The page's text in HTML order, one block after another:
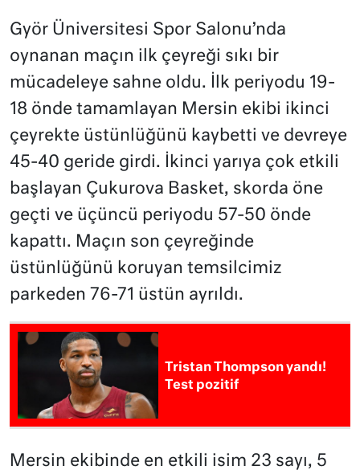
Györ Üniversitesi Spor Salonu’nda
oynanan maçın ilk çeyreği sıkı bir
mücadeleye sahne oldu. İlk periyodu 19-
18 önde tamamlayan Mersin ekibi ikinci
çeyrekte üstünlüğünü kaybetti ve devreye
45-40 geride girdi. İkinci yarıya çok etkili
başlayan Çukurova Basket, skorda öne
geçti ve üçüncü periyodu 57-50 önde
kapattı. Maçın son çeyreğinde
üstünlüğünü koruyan temsilcimiz
parkeden 76-71 üstün ayrıldı.
Tristan Thompson yandı!
Test pozitif
Mersin ekibinde en etkili isim 23 sayı, 5